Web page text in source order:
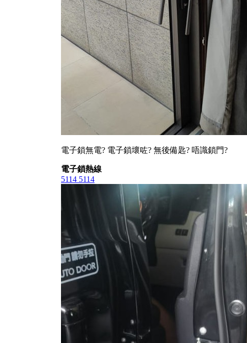
電子鎖無電? 電子鎖壞咗? 無後備匙? 唔識鎖門?
電子鎖熱線
5114 5114